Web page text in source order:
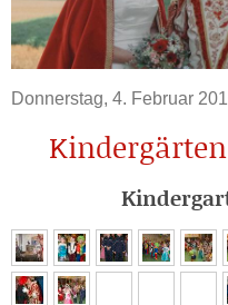
Donnerstag, 4. Februar